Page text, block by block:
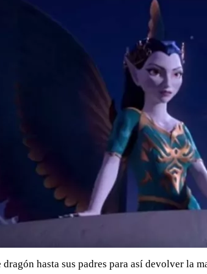
hasta sus padres para así devolver la